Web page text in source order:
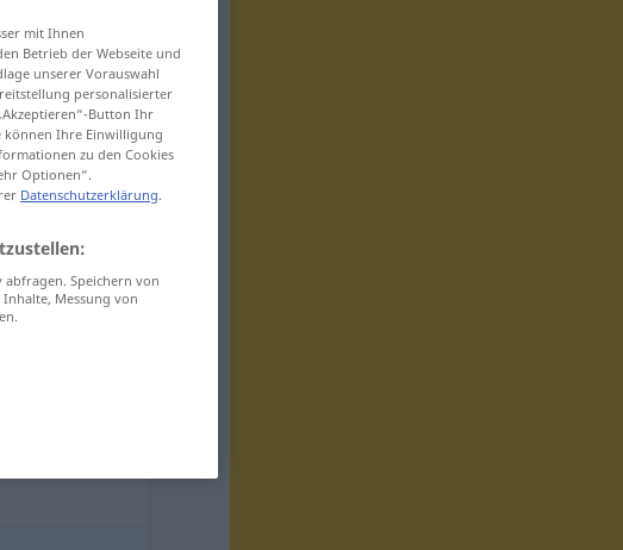
mit Ihnen
Betrieb der Webseite und
unserer Vorauswahl
personalisierter
Button Ihr
können Ihre Einwilligung
zu den Cookies
Optionen“.
Datenschutzerklärung.
Speichern von
Messung von